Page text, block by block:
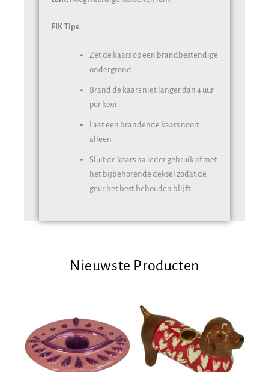
FIK Tips
Zet de kaars op een brandbestendige
ondergrond.
Brand de kaars niet langer dan 4 uur
per keer.
Laat een brandende kaars nooit
alleen
Sluit de kaars na ieder gebruik af met
het bijbehorende deksel zodat de
geur het best behouden blijft.
Nieuwste Producten